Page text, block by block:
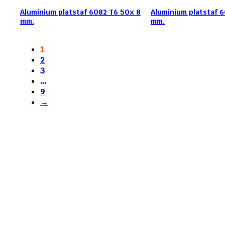
Aluminium platstaf 6082 T6 50x 8
mm.
Aluminium platstaf
mm.
1
2
3
…
9
→